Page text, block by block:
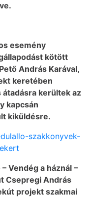
esemény
kötött
András Karával,
keretében
kerültek az
kapcsán
kiküldésre.
szakkonyvek-
Vendég a háznál –
Csepregi András
projekt szakmai